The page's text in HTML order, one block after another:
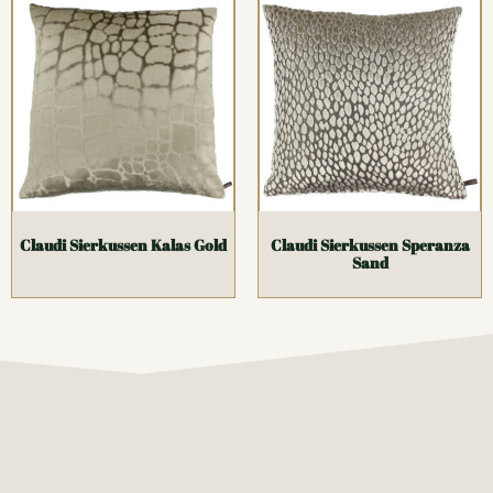
Claudi Sierkussen Kalas Gold
Claudi Sierkussen Speranza
Sand